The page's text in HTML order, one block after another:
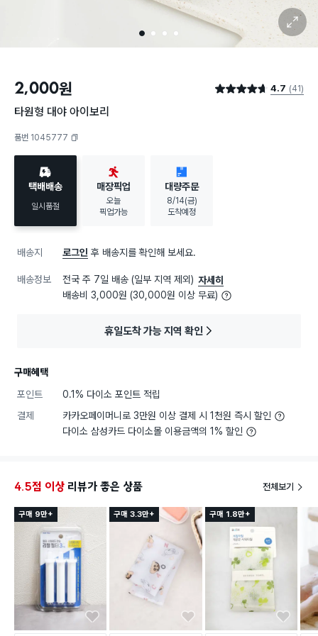
1 2 3 4
확대 보기
2,000원 별점 4.7점 4.7 (41)
타원형 대야 아이보리
품번 1045777
택배배송
일시품절
매장픽업
오늘
픽업가능
대량주문
8/14(금)
도착예정
배송지 로그인 후 배송지를 확인해 보세요.
배송정보 전국 주 7일 배송 (일부 지역 제외) 자세히
배송비 3,000원 (30,000원 이상 무료)
휴일도착 가능 지역 확인
구매혜택
포인트
0.1% 다이소 포인트 적립
결제
카카오페이머니로 3만원 이상 결제 시 1천원 즉시 할인
다이소 삼성카드 다이소몰 이용금액의 1% 할인
4.5점 이상 리뷰가 좋은 상품 전체보기
구매 9만+ 구매 3.3만+ 구매 1.8만+